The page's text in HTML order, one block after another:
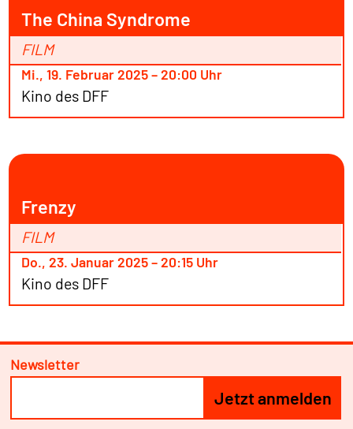
The China Syndrome
FILM
Mi., 19. Februar 2025 – 20:00 Uhr
Kino des DFF
Frenzy
FILM
Do., 23. Januar 2025 – 20:15 Uhr
Kino des DFF
Newsletter